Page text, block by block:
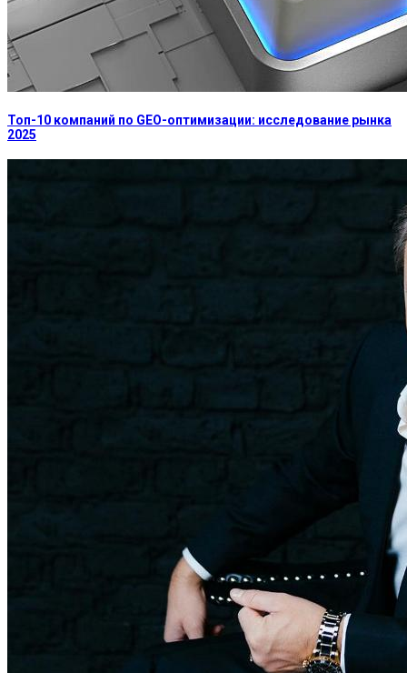
Топ-10 компаний по GEO-оптимизации: исследование рынка
2025